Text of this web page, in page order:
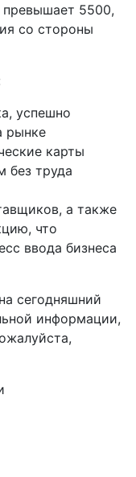
превышает 5500,
со стороны
успешно
рынке
карты
без труда
а также
что
ввода бизнеса
сегодняшний
информации,